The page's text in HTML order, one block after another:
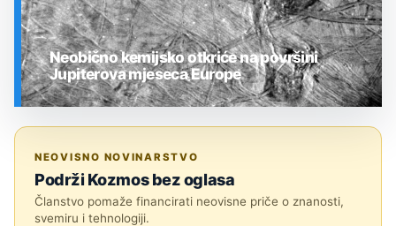
Neobično kemijsko otkriće na površini
Jupiterova mjeseca Europe
NEOVISNO NOVINARSTVO
Podrži Kozmos bez oglasa
Članstvo pomaže financirati neovisne priče o znanosti,
svemiru i tehnologiji.